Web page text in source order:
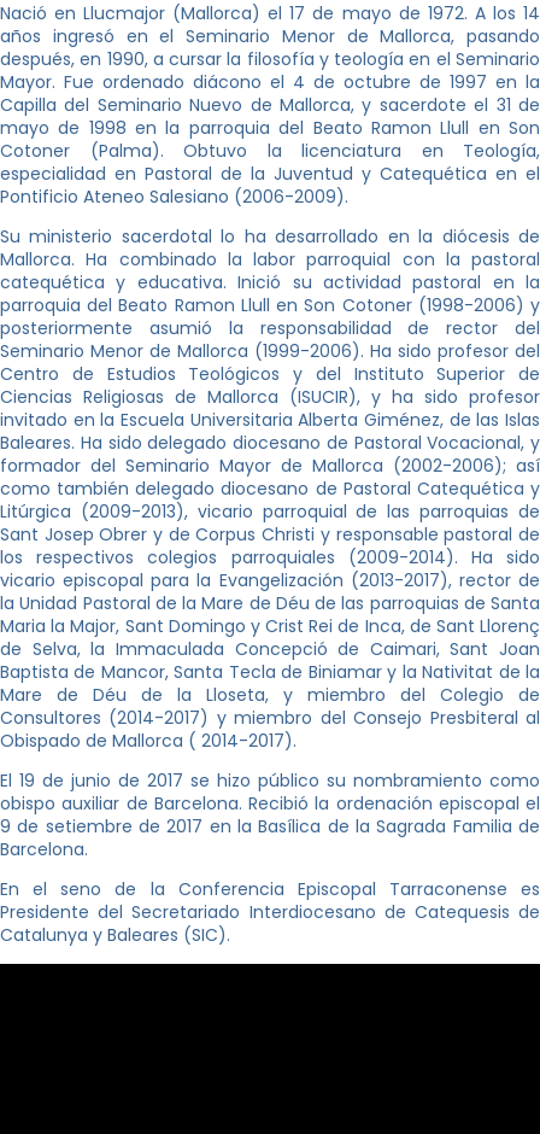
Nació en Llucmajor (Mallorca) el 17 de mayo de 1972. A los 14
años ingresó en el Seminario Menor de Mallorca, pasando
después, en 1990, a cursar la filosofía y teología en el Seminario
Mayor. Fue ordenado diácono el 4 de octubre de 1997 en la
Capilla del Seminario Nuevo de Mallorca, y sacerdote el 31 de
mayo de 1998 en la parroquia del Beato Ramon Llull en Son
Cotoner (Palma). Obtuvo la licenciatura en Teología,
especialidad en Pastoral de la Juventud y Catequética en el
Pontificio Ateneo Salesiano (2006-2009).
Su ministerio sacerdotal lo ha desarrollado en la diócesis de
Mallorca. Ha combinado la labor parroquial con la pastoral
catequética y educativa. Inició su actividad pastoral en la
parroquia del Beato Ramon Llull en Son Cotoner (1998-2006) y
posteriormente asumió la responsabilidad de rector del
Seminario Menor de Mallorca (1999-2006). Ha sido profesor del
Centro de Estudios Teológicos y del Instituto Superior de
Ciencias Religiosas de Mallorca (ISUCIR), y ha sido profesor
invitado en la Escuela Universitaria Alberta Giménez, de las Islas
Baleares. Ha sido delegado diocesano de Pastoral Vocacional, y
formador del Seminario Mayor de Mallorca (2002-2006); así
como también delegado diocesano de Pastoral Catequética y
Litúrgica (2009-2013), vicario parroquial de las parroquias de
Sant Josep Obrer y de Corpus Christi y responsable pastoral de
los respectivos colegios parroquiales (2009-2014). Ha sido
vicario episcopal para la Evangelización (2013-2017), rector de
la Unidad Pastoral de la Mare de Déu de las parroquias de Santa
Maria la Major, Sant Domingo y Crist Rei de Inca, de Sant Llorenç
de Selva, la Immaculada Concepció de Caimari, Sant Joan
Baptista de Mancor, Santa Tecla de Biniamar y la Nativitat de la
Mare de Déu de la Lloseta, y miembro del Colegio de
Consultores (2014-2017) y miembro del Consejo Presbiteral al
Obispado de Mallorca ( 2014-2017).
El 19 de junio de 2017 se hizo público su nombramiento como
obispo auxiliar de Barcelona. Recibió la ordenación episcopal el
9 de setiembre de 2017 en la Basílica de la Sagrada Familia de
Barcelona.
En el seno de la Conferencia Episcopal Tarraconense es
Presidente del Secretariado Interdiocesano de Catequesis de
Catalunya y Baleares (SIC).